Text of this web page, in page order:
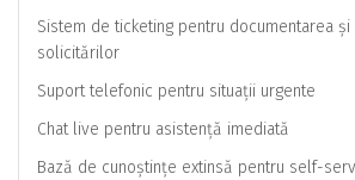
Sistem de ticketing pentru documentarea
solicitărilor
Suport telefonic pentru situații urgente
Chat live pentru asistență imediată
Bază de cunoștințe extinsă pentru self-